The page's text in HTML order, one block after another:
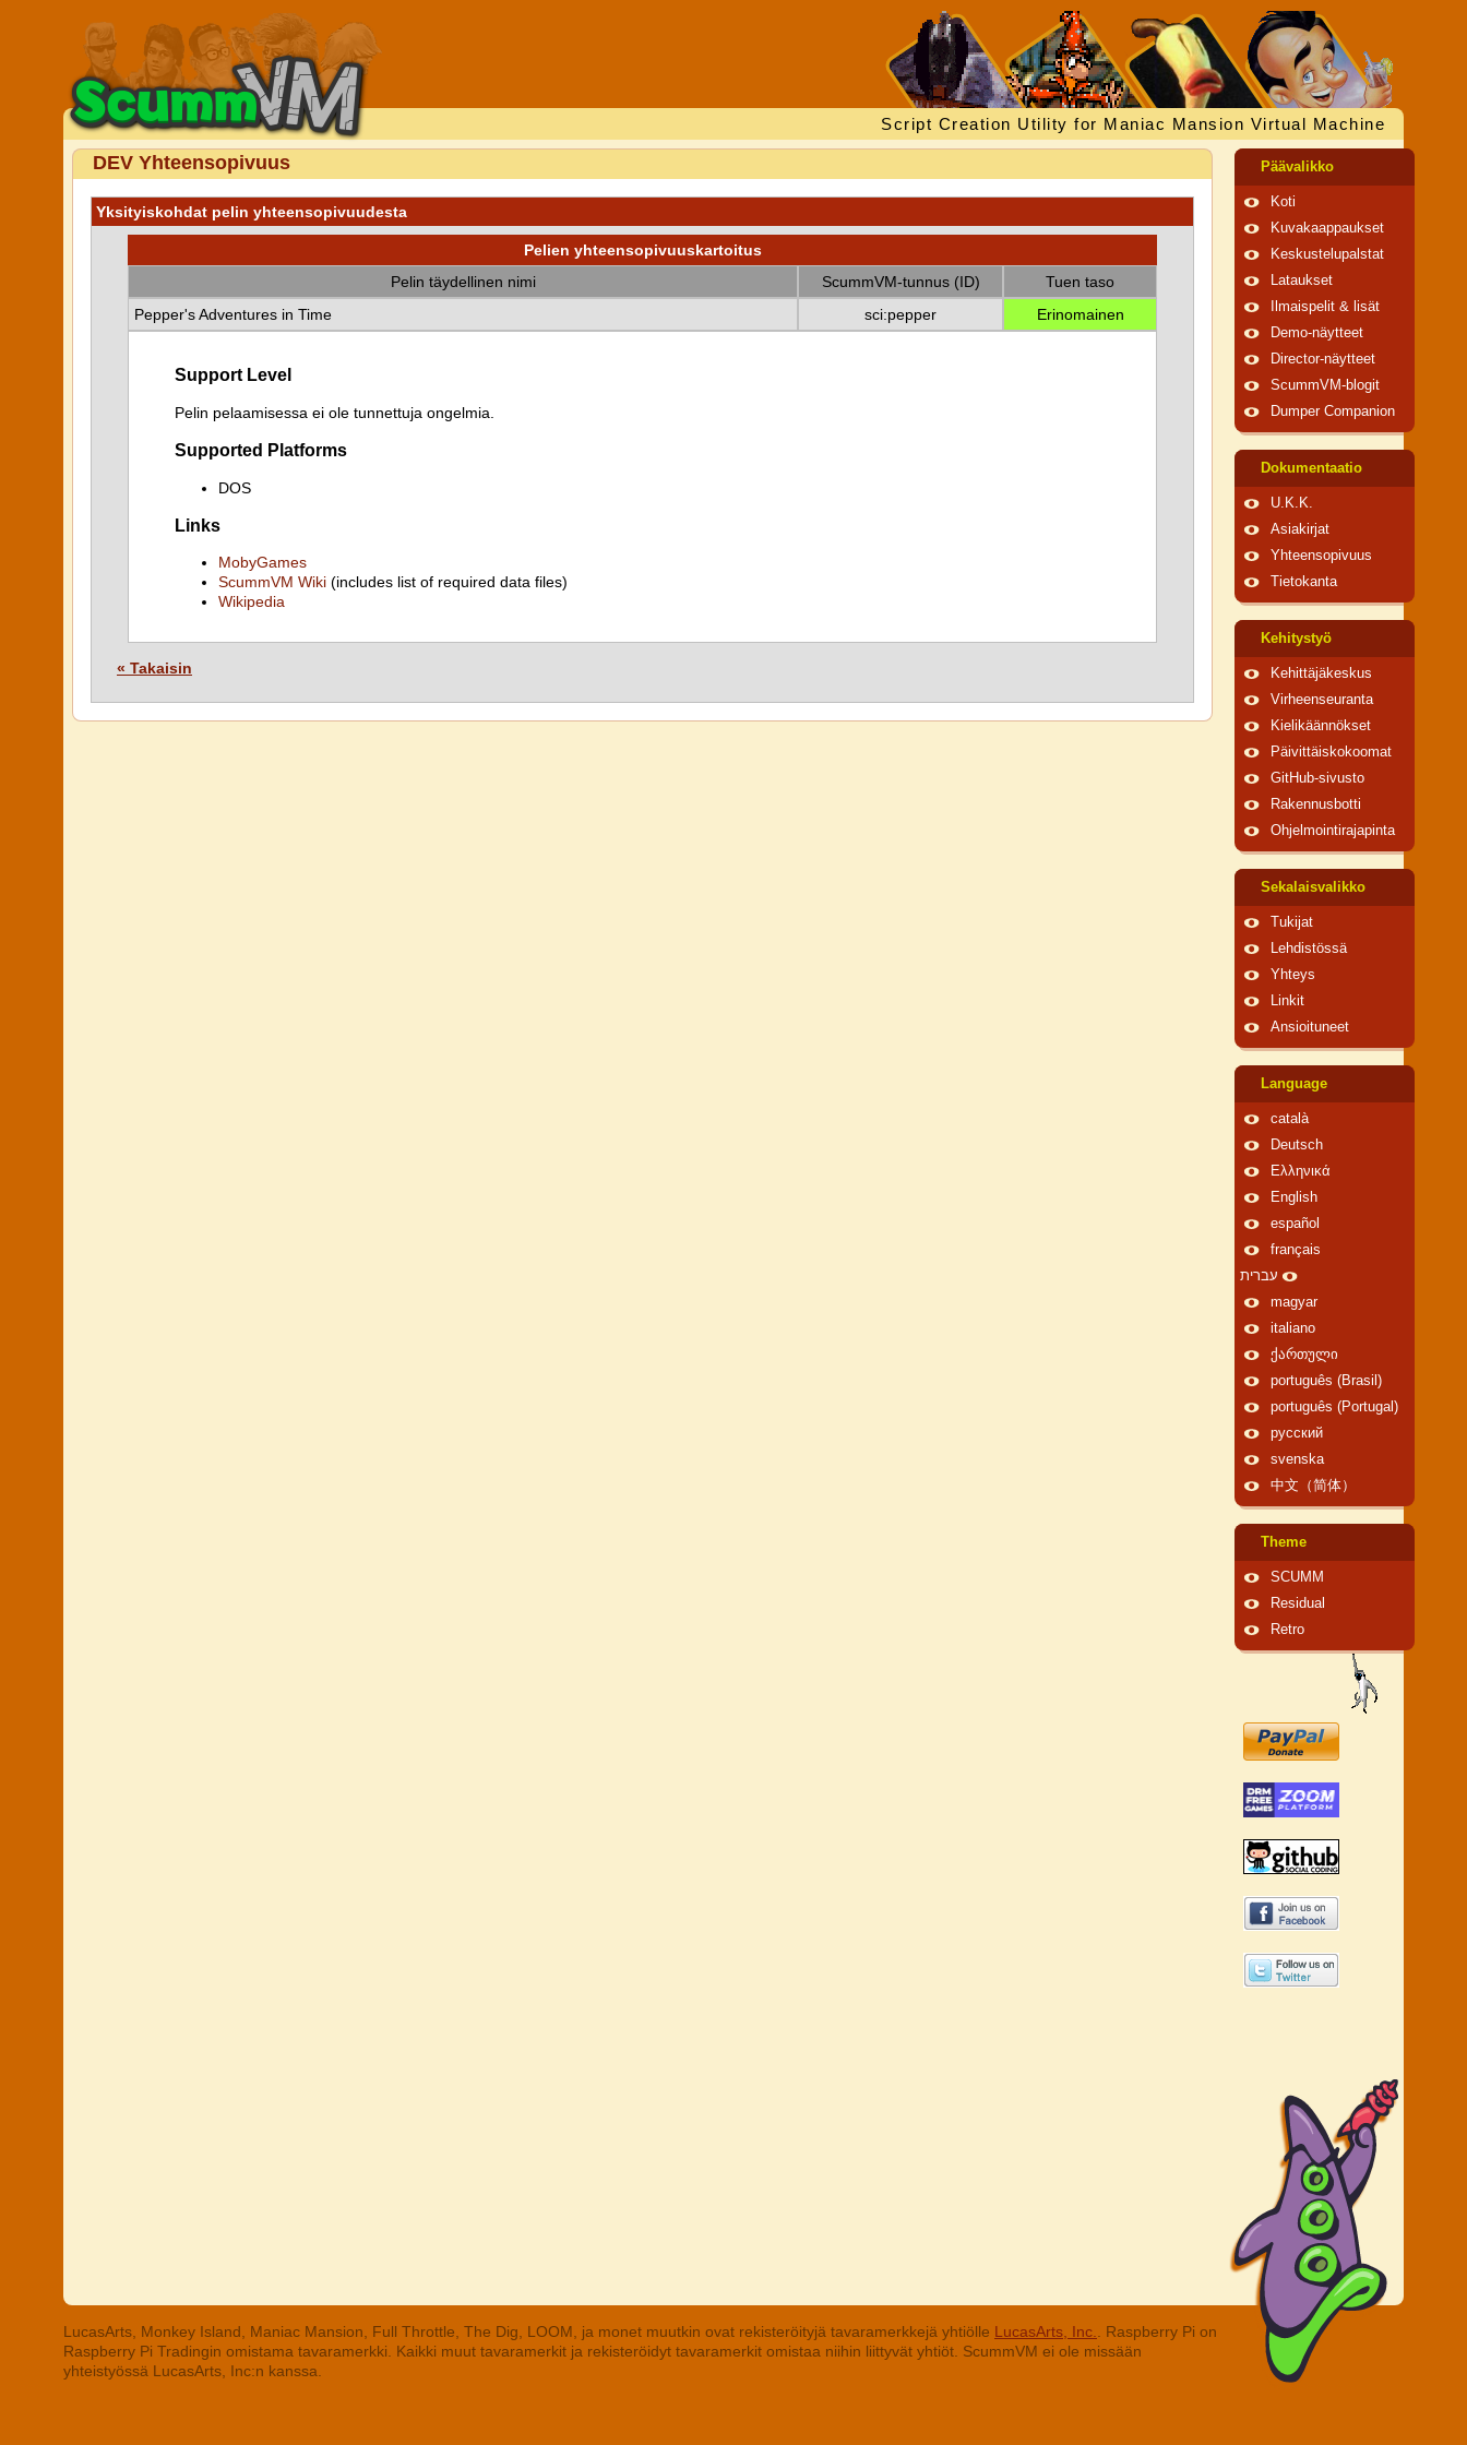
Script Creation Utility for Maniac Mansion Virtual Machine
DEV Yhteensopivuus
Yksityiskohdat pelin yhteensopivuudesta
Pelien yhteensopivuuskartoitus
Pelin täydellinen nimi
ScummVM-tunnus (ID)
Tuen taso
Pepper's Adventures in Time
sci:pepper Erinomainen
Support Level
Pelin pelaamisessa ei ole tunnettuja ongelmia.
Supported Platforms
DOS
Links
MobyGames
ScummVM Wiki (includes list of required data files)
Wikipedia
« Takaisin
Päävalikko
Koti
Kuvakaappaukset
Keskustelupalstat
Lataukset
Ilmaispelit & lisät
Demo-näytteet
Director-näytteet
ScummVM-blogit
Dumper Companion
Dokumentaatio
U.K.K.
Asiakirjat
Yhteensopivuus
Tietokanta
Kehitystyö
Kehittäjäkeskus
Virheenseuranta
Kielikäännökset
Päivittäiskokoomat
GitHub-sivusto
Rakennusbotti
Ohjelmointirajapinta
Sekalaisvalikko
Tukijat
Lehdistössä
Yhteys
Linkit
Ansioituneet
Language
català
Deutsch
Ελληνικά
English
español
français
עברית
magyar
italiano
ქართული
português (Brasil)
português (Portugal)
русский
svenska
中文（简体）
Theme
SCUMM
Residual
Retro
LucasArts, Monkey Island, Maniac Mansion, Full Throttle, The Dig, LOOM, ja monet muutkin ovat rekisteröityjä tavaramerkkejä yhtiölle LucasArts, Inc.
. Raspberry Pi on
Raspberry Pi Tradingin omistama tavaramerkki. Kaikki muut tavaramerkit ja rekisteröidyt tavaramerkit omistaa niihin liittyvät yhtiöt. ScummVM ei ole missään
yhteistyössä LucasArts, Inc:n kanssa.